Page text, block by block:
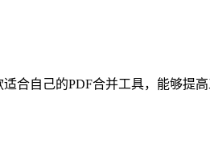
合自己的PDF合并工具，能够提